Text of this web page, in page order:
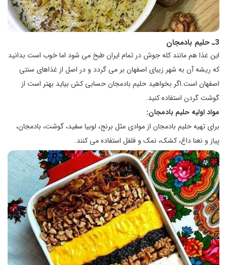
3ـ حلیم بادمجان
این غذا هم مانند کله جوش در تمام ایران طبخ می شود اما خوب است بدانید
که ریشه آن به شهر زیبای اصفهان بر می گردد و در اصل از غذاهای سنتی
اصفهان است.اگر بخواهید حلیم بادمجان حسابی کش بیاید بهتر است از
گوشت گردن استفاده کنید.
مواد اولیه حلیم بادمجان:
برای تهیه حلیم بادمجان از موادی مثل برنج، لوبیا سفید، گوشت، بادمجان،
پیاز و نعنا داغ، کشک، نمک و فلفل استفاده می کنند.